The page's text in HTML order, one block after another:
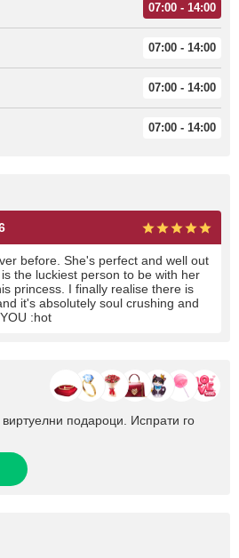
07:00 - 14:00
07:00 - 14:00
07:00 - 14:00
07:00 - 14:00
before. She's perfect and well out
the luckiest person to be with her
princess. I finally realise there is
it's absolutely soul crushing and
:hot
подароци. Испрати го